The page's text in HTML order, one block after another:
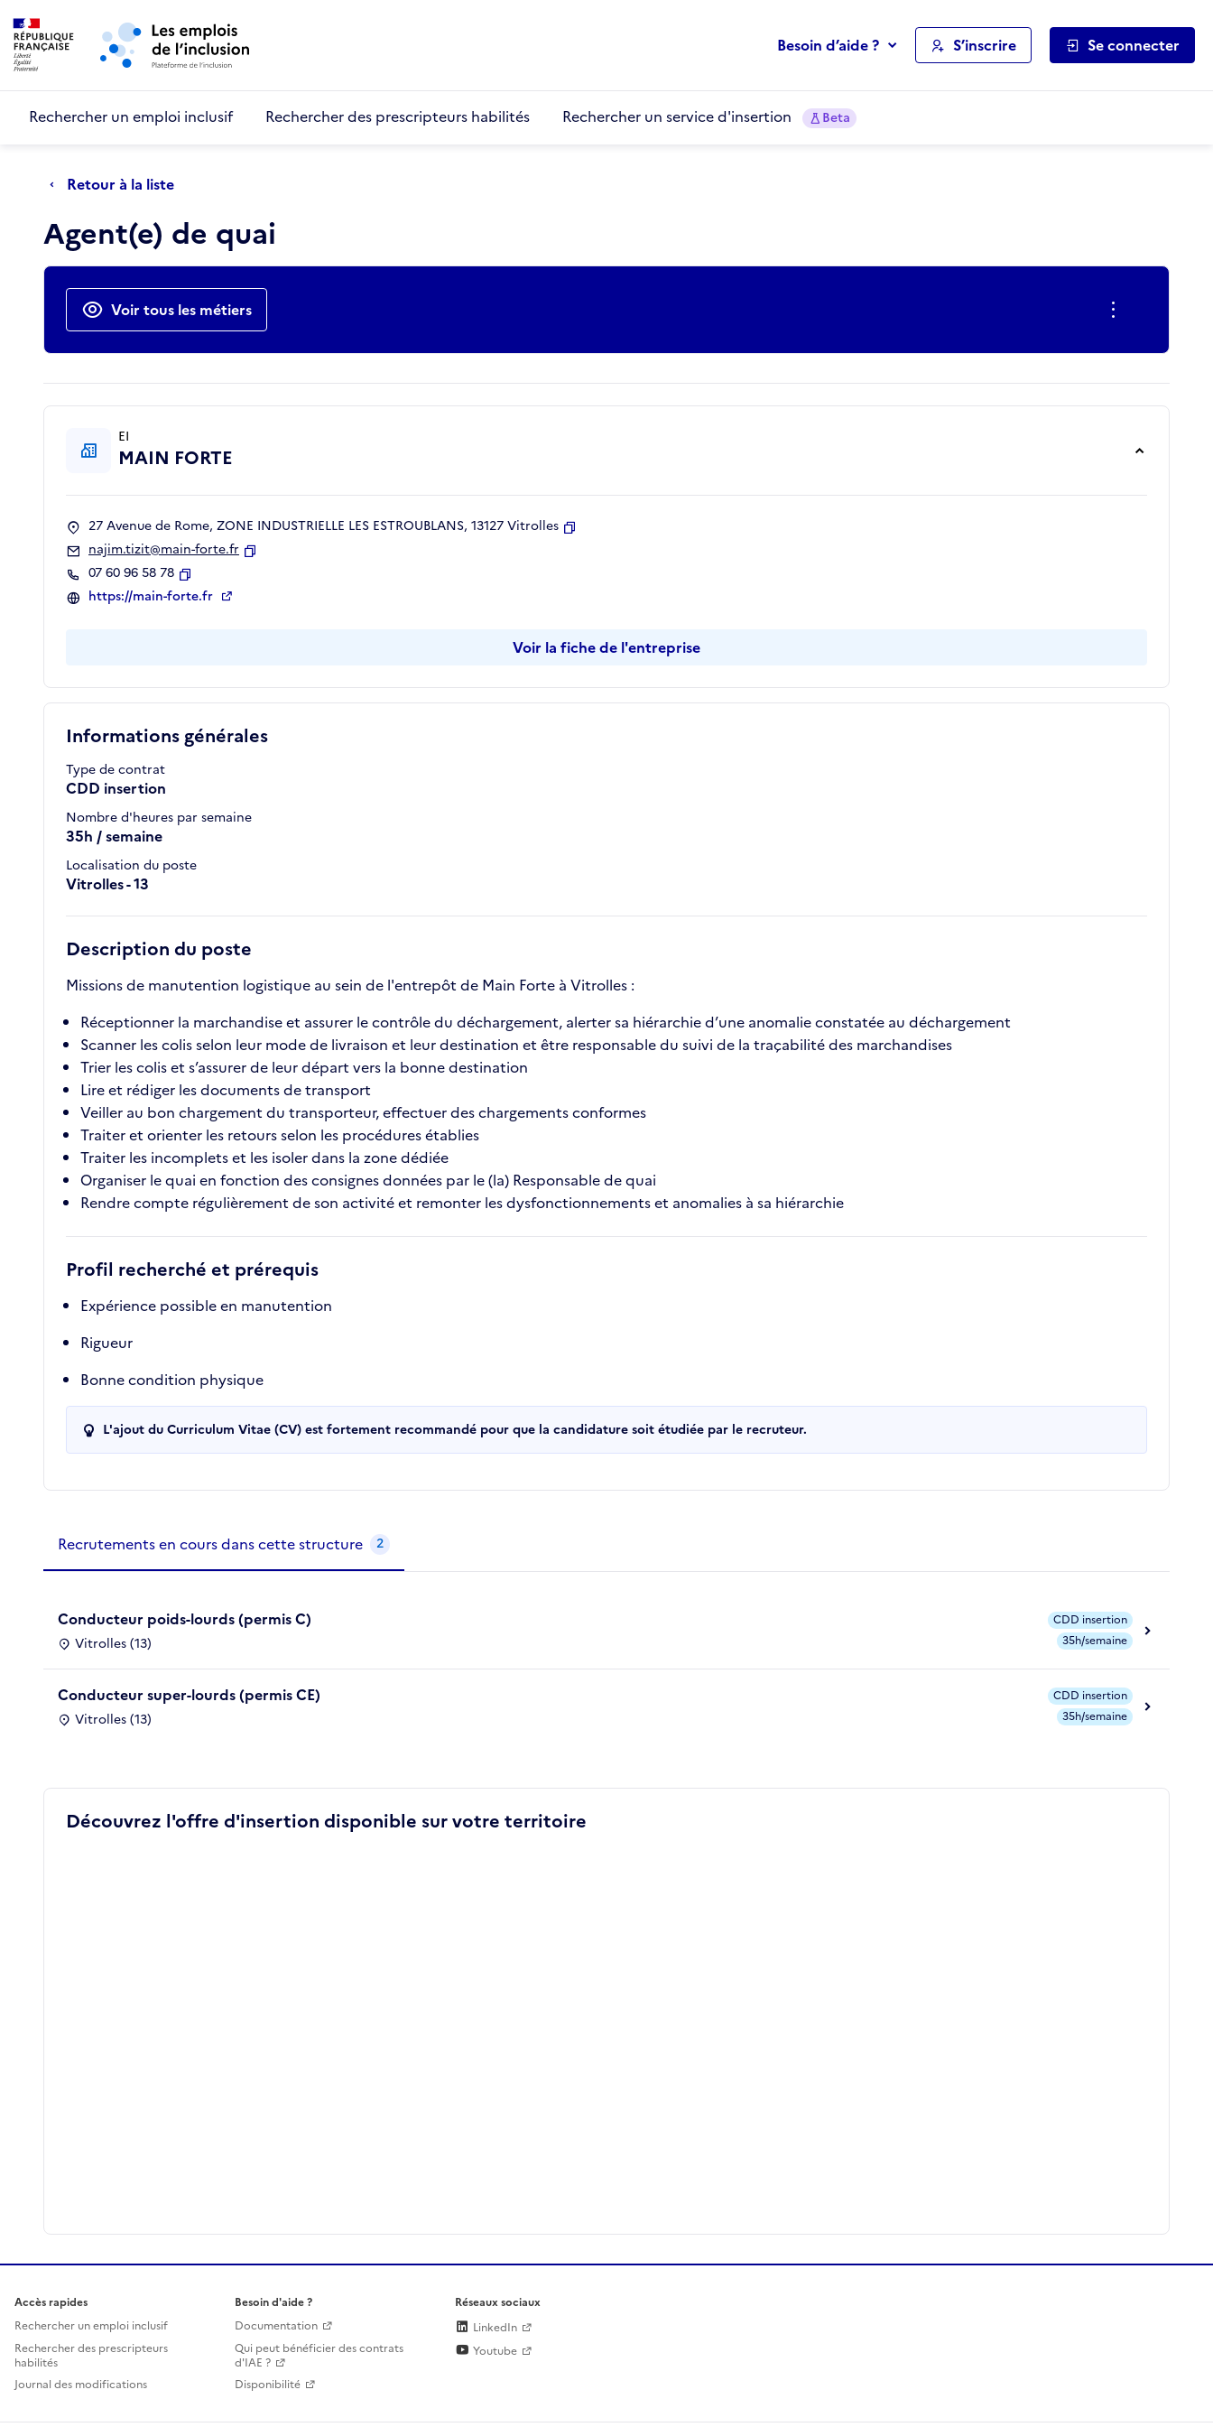
Aller au menu principal
Besoin d’aide ? S’inscrire Se connecter
Rechercher un emploi inclusif Rechercher des prescripteurs habilités Rechercher un service d'insertion Beta
Retour à la liste
Agent(e) de quai
Actions rapides
Voir tous les métiers
Informations générales
Type de contrat
CDD insertion
Nombre d'heures par semaine
35h / semaine
Localisation du poste
Vitrolles - 13
Description du poste
Missions de manutention logistique au sein de l'entrepôt de Main Forte à Vitrolles :
Réceptionner la marchandise et assurer le contrôle du déchargement, alerter sa hiérarchie d’une anomalie constatée au déchargement
Scanner les colis selon leur mode de livraison et leur destination et être responsable du suivi de la traçabilité des marchandises
Trier les colis et s’assurer de leur départ vers la bonne destination
Lire et rédiger les documents de transport
Veiller au bon chargement du transporteur, effectuer des chargements conformes
Traiter et orienter les retours selon les procédures établies
Traiter les incomplets et les isoler dans la zone dédiée
Organiser le quai en fonction des consignes données par le (la) Responsable de quai
Rendre compte régulièrement de son activité et remonter les dysfonctionnements et anomalies à sa hiérarchie
Profil recherché et prérequis
Expérience possible en manutention
Rigueur
Bonne condition physique
L'ajout du Curriculum Vitae (CV) est fortement recommandé pour que la candidature soit étudiée par le recruteur.
EI
MAIN FORTE
27 Avenue de Rome, ZONE INDUSTRIELLE LES ESTROUBLANS, 13127 Vitrolles
najim.tizit@main-forte.fr
07 60 96 58 78
Copier
https://main-forte.fr
Voir la fiche de l'entreprise
Recrutements de la structure
Recrutements en cours dans cette structure 2
Conducteur poids-lourds (permis C)
Vitrolles (13)
CDD insertion
35h/semaine
Conducteur super-lourds (permis CE)
Vitrolles (13)
CDD insertion
35h/semaine
Découvrez l'offre d'insertion disponible sur votre territoire
Accès rapides
Rechercher un emploi inclusif
Rechercher des prescripteurs
habilités
Journal des modifications
Besoin d'aide ?
Documentation
Qui peut bénéficier des contrats
d'IAE ?
Disponibilité
Réseaux sociaux
LinkedIn
Youtube